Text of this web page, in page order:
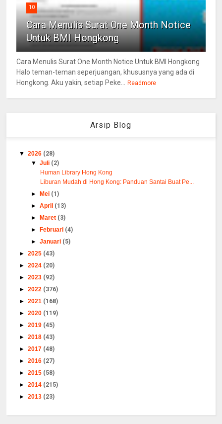
10
Cara Menulis Surat One Month Notice
Untuk BMI Hongkong
Cara Menulis Surat One Month Notice Untuk BMI Hongkong
Halo teman-teman seperjuangan, khususnya yang ada di
Hongkong. Aku yakin, setiap Peke... Readmore
Arsip Blog
▼2026 (28)
▼Juli (2)
Human Library Hong Kong
Liburan Mudah di Hong Kong: Panduan Santai Buat Pe...
►
Mei (1)
►April (13)
►
Maret (3)
►
Februari (4)
►Januari (5)
►2025 (43)
►2024 (20)
►2023 (92)
►2022 (376)
►2021 (168)
►2020 (119)
►2019 (45)
►2018 (43)
►2017 (48)
►2016 (27)
►2015 (58)
►2014 (215)
►2013 (23)